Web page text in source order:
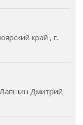
край , г.
Лапшин Дмитрий